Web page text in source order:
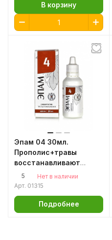
В корзину
Эпам 04 30мл.
Прополис+травы
восстанавливают
клетки печени,
желчного и
5
Нет в наличии
Арт. 01315
Подробнее